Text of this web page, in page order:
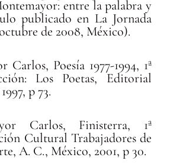
entre la palabra y
publicado en La Jornada
de 2008, México).
Carlos, Poesía 1977-1994, 1ª
Los Poetas, Editorial
p 73.
Carlos, Finisterra, 1ª
Cultural Trabajadores de
A. C., México, 2001, p 30.